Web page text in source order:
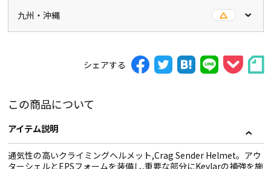
九州・沖縄
シェアする
この商品について
アイテム説明
通気性の高いクライミングヘルメット,Crag Sender Helmet。アウ
ターシェルとEPSフォームを装備し,重要な部分にKevlarの補強を施